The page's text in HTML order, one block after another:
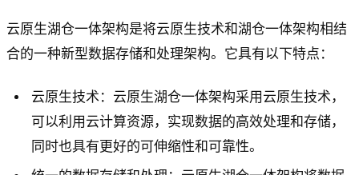
云原生湖仓一体架构是将云原生技术和湖仓一体架构相结
合的一种新型数据存储和处理架构。它具有以下特点：
云原生技术：云原生湖仓一体架构采用云原生技术，
可以利用云计算资源，实现数据的高效处理和存储，
同时也具有更好的可伸缩性和可靠性。